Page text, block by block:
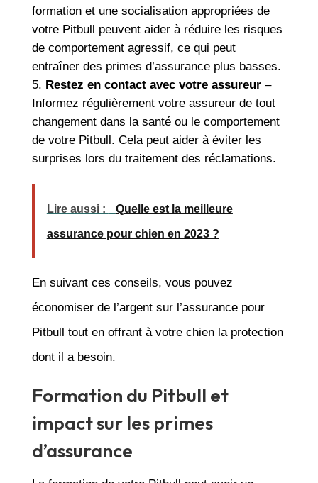
formation et une socialisation appropriées de
votre Pitbull peuvent aider à réduire les risques
de comportement agressif, ce qui peut
entraîner des primes d’assurance plus basses.
Restez en contact avec votre assureur–
Informez régulièrement votre assureur de tout
changement dans la santé ou le comportement
de votre Pitbull. Cela peut aider à éviter les
surprises lors du traitement des réclamations.
Lire aussi : Quelle est la meilleure
assurance pour chien en 2023 ?
En suivant ces conseils, vous pouvez
économiser de l’argent sur l’assurance pour
Pitbull tout en offrant à votre chien la protection
dont il a besoin.
Formation du Pitbull et
impact sur les primes
d’assurance